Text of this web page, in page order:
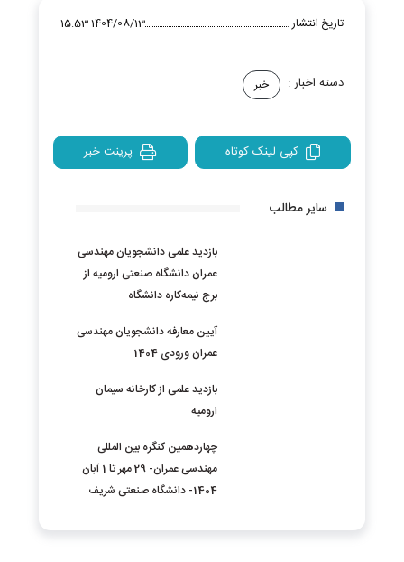
تاریخ انتشار : 1404/08/13 15:53
دسته اخبار : خبر
کپی لینک کوتاه پرینت خبر
سایر مطالب
بازدید علمی دانشجویان مهندسی
عمران دانشگاه صنعتی ارومیه از
برج نیمه‌کاره دانشگاه
آیین معارفه دانشجویان مهندسی
عمران ورودی 1404
بازدید علمی از کارخانه سیمان
ارومیه
چهاردهمین کنگره بین المللی
مهندسی عمران- 29 مهر تا 1 آبان
1404- دانشگاه صنعتی شریف